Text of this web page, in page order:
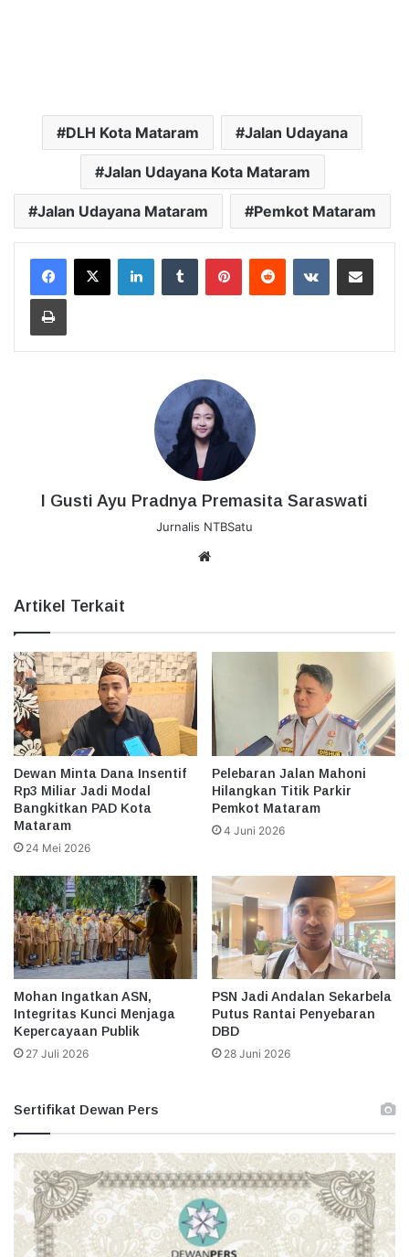
DLH Kota Mataram Jalan Udayana
Jalan Udayana Kota Mataram
Jalan Udayana Mataram Pemkot Mataram
LinkedInTumblr PinterestReddit VKontakteBagikan Lewat Email
Cetak
I Gusti Ayu Pradnya Premasita Saraswati
Jurnalis NTBSatu
Artikel Terkait
Dewan Minta Dana Insentif
Rp3 Miliar Jadi Modal
Bangkitkan PAD Kota
Mataram
24 Mei 2026
Pelebaran Jalan Mahoni
Hilangkan Titik Parkir
Pemkot Mataram
4 Juni 2026
Mohan Ingatkan ASN,
Integritas Kunci Menjaga
Kepercayaan Publik
27 Juli 2026
PSN Jadi Andalan Sekarbela
Putus Rantai Penyebaran
DBD
28 Juni 2026
Sertifikat Dewan Pers